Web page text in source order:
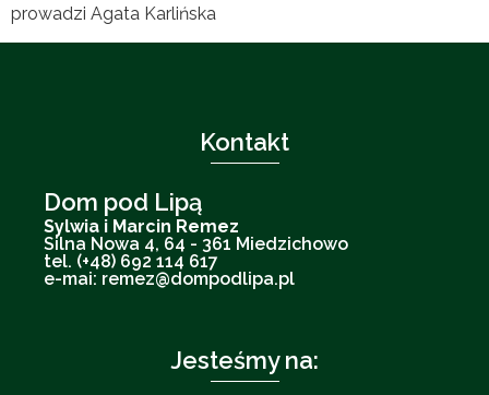
prowadzi Agata Karlińska
Kontakt
Dom pod Lipą
Sylwia i Marcin Remez
Silna Nowa 4, 64 - 361 Miedzichowo
tel. (+48) 692 114 617
e-mai: remez@dompodlipa.pl
Jesteśmy na: